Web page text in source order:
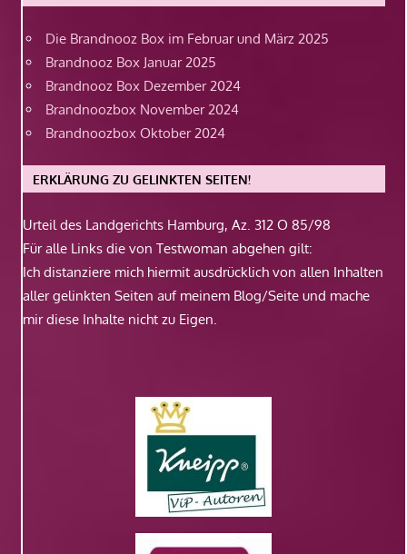
Die Brandnooz Box im Februar und März 2025
Brandnooz Box Januar 2025
Brandnooz Box Dezember 2024
Brandnoozbox November 2024
Brandnoozbox Oktober 2024
ERKLÄRUNG ZU GELINKTEN SEITEN!
Urteil des Landgerichts Hamburg, Az. 312 O 85/98
Für alle Links die von Testwoman abgehen gilt:
Ich distanziere mich hiermit ausdrücklich von allen Inhalten
aller gelinkten Seiten auf meinem Blog/Seite und mache
mir diese Inhalte nicht zu Eigen.